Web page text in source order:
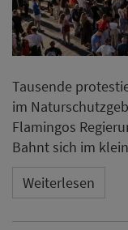
Tausende
im
Flamingos
Bahnt sich im
Weiterlesen